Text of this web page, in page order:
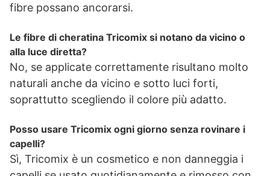
fibre possano ancorarsi.
Le fibre di cheratina Tricomix si notano da vicino o
alla luce diretta?
No, se applicate correttamente risultano molto
naturali anche da vicino e sotto luci forti,
soprattutto scegliendo il colore più adatto.
Posso usare Tricomix ogni giorno senza rovinare i
capelli?
Sì, Tricomix è un cosmetico e non danneggia i